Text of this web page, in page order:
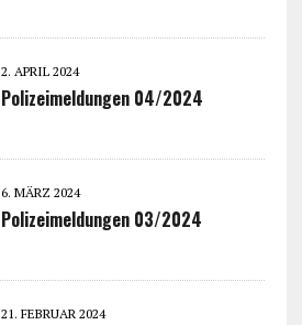
2. APRIL 2024
Polizeimeldungen 04/2024
6. MÄRZ 2024
Polizeimeldungen 03/2024
21. FEBRUAR 2024